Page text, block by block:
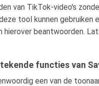
van TikTok-video's
tool kunnen gebruiken
hierover beantwoorden.
functies van
een van de